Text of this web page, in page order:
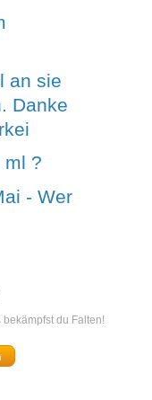
an sie
Danke
ml ?
- Wer
du Falten!